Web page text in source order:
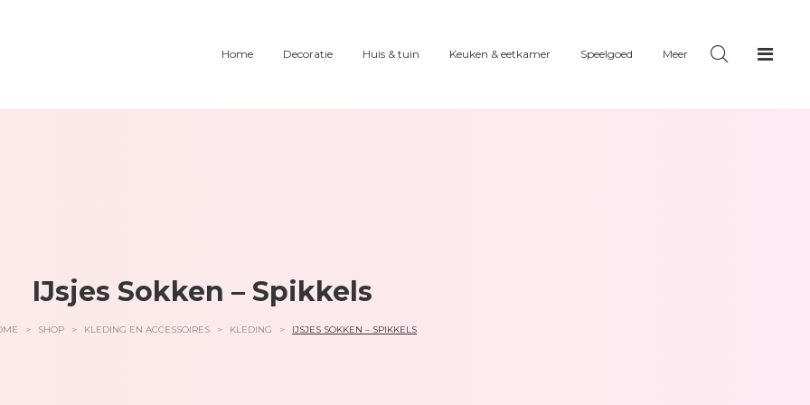
Home Decoratie Huis & tuin Keuken & eetkamer Speelgoed Meer
IJsjes Sokken – Spikkels
> SHOP > KLEDING EN ACCESSOIRES > KLEDING > IJSJES SOKKEN – SPIKKELS